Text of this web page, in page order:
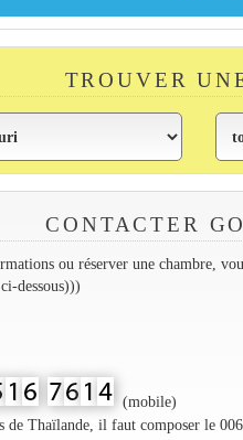
TROUVER
CONTACTER
ou réserver une chambre,
dessous)))
(mobile)
de Thaïlande, il faut composer le